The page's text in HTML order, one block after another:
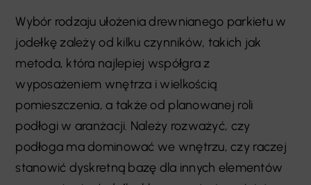
Wybór rodzaju ułożenia drewnianego parkietu w
jodełkę zależy od kilku czynników, takich jak
metoda, która najlepiej współgra z
wyposażeniem wnętrza i wielkością
pomieszczenia, a także od planowanej roli
podłogi w aranżacji. Należy rozważyć, czy
podłoga ma dominować we wnętrzu, czy raczej
stanowić dyskretną bazę dla innych elementów